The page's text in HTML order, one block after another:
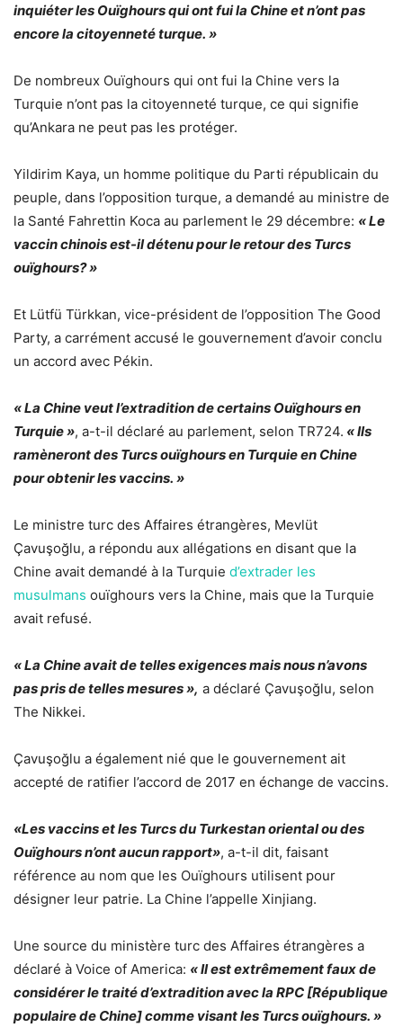
inquiéter les Ouïghours qui ont fui la Chine et n’ont pas
encore la citoyenneté turque. »
De nombreux Ouïghours qui ont fui la Chine vers la
Turquie n’ont pas la citoyenneté turque, ce qui signifie
qu’Ankara ne peut pas les protéger.
Yildirim Kaya, un homme politique du Parti républicain du
peuple, dans l’opposition turque, a demandé au ministre de
la Santé Fahrettin Koca au parlement le 29 décembre: « Le
vaccin chinois est-il détenu pour le retour des Turcs
ouïghours? »
Et Lütfü Türkkan, vice-président de l’opposition The Good
Party, a carrément accusé le gouvernement d’avoir conclu
un accord avec Pékin.
« La Chine veut l’extradition de certains Ouïghours en
Turquie », a-t-il déclaré au parlement, selon TR724. « Ils
ramèneront des Turcs ouïghours en Turquie en Chine
pour obtenir les vaccins. »
Le ministre turc des Affaires étrangères, Mevlüt
Çavuşoğlu, a répondu aux allégations en disant que la
Chine avait demandé à la Turquie d’extrader les
musulmans ouïghours vers la Chine, mais que la Turquie
avait refusé.
« La Chine avait de telles exigences mais nous n’avons
pas pris de telles mesures », a déclaré Çavuşoğlu, selon
The Nikkei.
Çavuşoğlu a également nié que le gouvernement ait
accepté de ratifier l’accord de 2017 en échange de vaccins.
«Les vaccins et les Turcs du Turkestan oriental ou des
Ouïghours n’ont aucun rapport», a-t-il dit, faisant
référence au nom que les Ouïghours utilisent pour
désigner leur patrie. La Chine l’appelle Xinjiang.
Une source du ministère turc des Affaires étrangères a
déclaré à Voice of America: « Il est extrêmement faux de
considérer le traité d’extradition avec la RPC [République
populaire de Chine] comme visant les Turcs ouïghours. »